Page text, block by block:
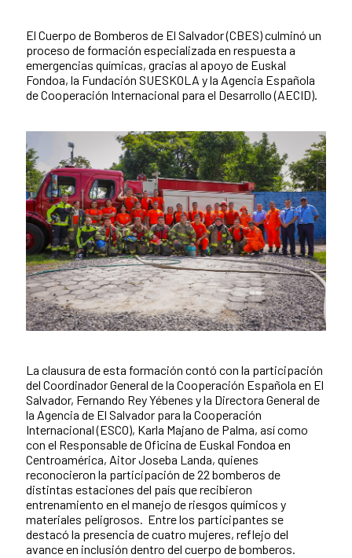
El Cuerpo de Bomberos de El Salvador (CBES) culminó un
proceso de formación especializada en respuesta a
emergencias químicas, gracias al apoyo de Euskal
Fondoa, la Fundación SUESKOLA y la Agencia Española
de Cooperación Internacional para el Desarrollo (AECID).
News content
La clausura de esta formación contó con la participación
del Coordinador General de la Cooperación Española en El
Salvador, Fernando Rey Yébenes y la Directora General de
la Agencia de El Salvador para la Cooperación
Internacional (ESCO), Karla Majano de Palma, así como
con el Responsable de Oficina de Euskal Fondoa en
Centroamérica, Aitor Joseba Landa, quienes
reconocieron la participación de 22 bomberos de
distintas estaciones del país que recibieron
entrenamiento en el manejo de riesgos químicos y
materiales peligrosos. Entre los participantes se
destacó la presencia de cuatro mujeres, reflejo del
avance en inclusión dentro del cuerpo de bomberos.